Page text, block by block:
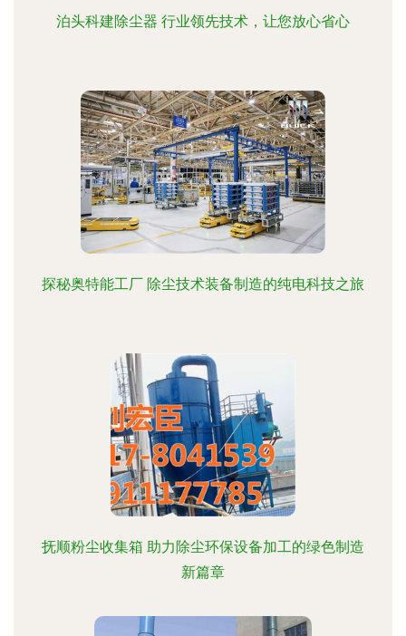
泊头科建除尘器 行业领先技术，让您放心省心
探秘奥特能工厂 除尘技术装备制造的纯电科技之旅
抚顺粉尘收集箱 助力除尘环保设备加工的绿色制造
新篇章